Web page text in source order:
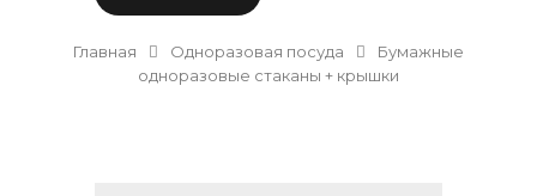
Главная Одноразовая посуда
Бумажные
одноразовые стаканы + крышки